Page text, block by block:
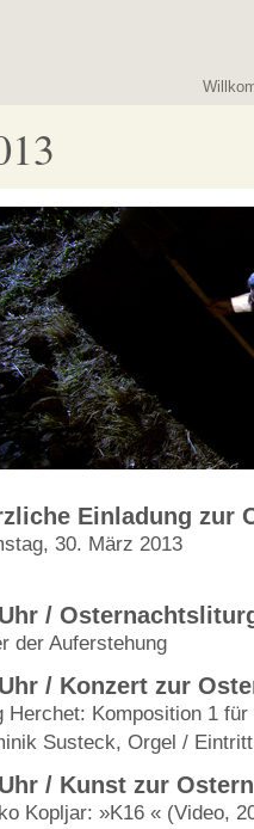
Einladung zur
30. März 2013
/
der Auferstehung
/ Konzert zur
Herchet: Komposition 1
Susteck, Orgel /
/ Kunst zur
Kopljar: »K16 « (Video,